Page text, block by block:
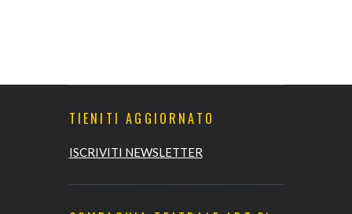
TIENITI AGGIORNATO
ISCRIVITI NEWSLETTER